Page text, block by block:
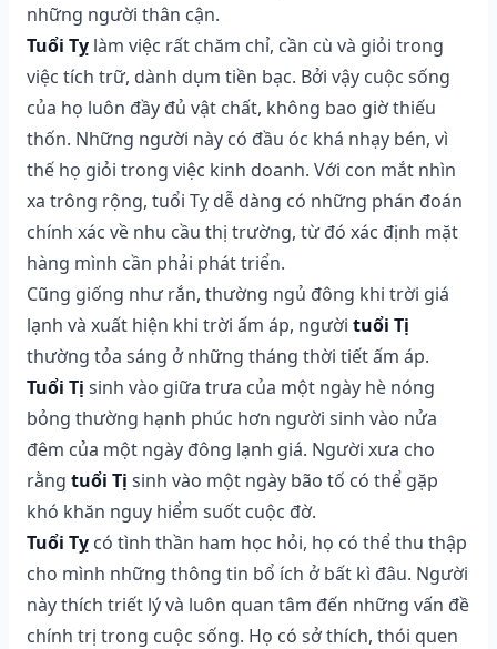
những người thân cận.
Tuổi Tỵ làm việc rất chăm chỉ, cần cù và giỏi trong
việc tích trữ, dành dụm tiền bạc. Bởi vậy cuộc sống
của họ luôn đầy đủ vật chất, không bao giờ thiếu
thốn. Những người này có đầu óc khá nhạy bén, vì
thế họ giỏi trong việc kinh doanh. Với con mắt nhìn
xa trông rộng, tuổi Tỵ dễ dàng có những phán đoán
chính xác về nhu cầu thị trường, từ đó xác định mặt
hàng mình cần phải phát triển.
Cũng giống như rắn, thường ngủ đông khi trời giá
lạnh và xuất hiện khi trời ấm áp, người tuổi Tị
thường tỏa sáng ở những tháng thời tiết ấm áp.
Tuổi Tị sinh vào giữa trưa của một ngày hè nóng
bỏng thường hạnh phúc hơn người sinh vào nửa
đêm của một ngày đông lạnh giá. Người xưa cho
rằng tuổi Tị sinh vào một ngày bão tố có thể gặp
khó khăn nguy hiểm suốt cuộc đờ.
Tuổi Tỵ có tình thần ham học hỏi, họ có thể thu thập
cho mình những thông tin bổ ích ở bất kì đâu. Người
này thích triết lý và luôn quan tâm đến những vấn đề
chính trị trong cuộc sống. Họ có sở thích, thói quen